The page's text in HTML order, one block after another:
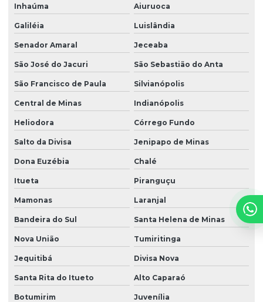
Inhaúma Aiuruoca
Galiléia Luislândia
Senador Amaral Jeceaba
São José do Jacuri São Sebastião do Anta
São Francisco de Paula Silvianópolis
Central de Minas Indianópolis
Heliodora Córrego Fundo
Salto da Divisa Jenipapo de Minas
Dona Euzébia Chalé
Itueta Piranguçu
Mamonas Laranjal
Bandeira do Sul Santa Helena de Minas
Nova União Tumiritinga
Jequitibá Divisa Nova
Santa Rita do Itueto Alto Caparaó
Botumirim Juvenília